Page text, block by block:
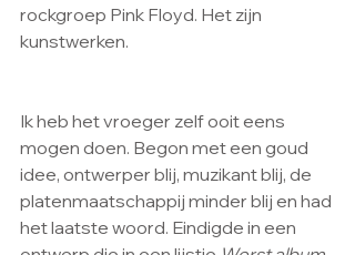
rockgroep Pink Floyd. Het zijn
kunstwerken.
Ik heb het vroeger zelf ooit eens
mogen doen. Begon met een goud
idee, ontwerper blij, muzikant blij, de
platenmaatschappij minder blij en had
het laatste woord. Eindigde in een